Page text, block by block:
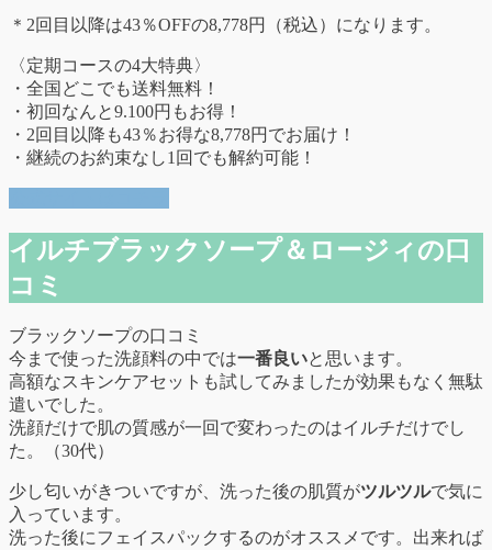
＊2回目以降は43％OFFの8,778円（税込）になります。
〈定期コースの4大特典〉
・全国どこでも送料無料！
・初回なんと9.100円もお得！
・2回目以降も43％お得な8,778円でお届け！
・継続のお約束なし1回でも解約可能！
イルチブラックソープ＆ロージィの口
コミ
ブラックソープの口コミ
今まで使った洗顔料の中では一番良いと思います。
高額なスキンケアセットも試してみましたが効果もなく無駄
遣いでした。
洗顔だけで肌の質感が一回で変わったのはイルチだけでし
た。（30代）
少し匂いがきついですが、洗った後の肌質がツルツルで気に
入っています。
洗った後にフェイスパックするのがオススメです。出来れば